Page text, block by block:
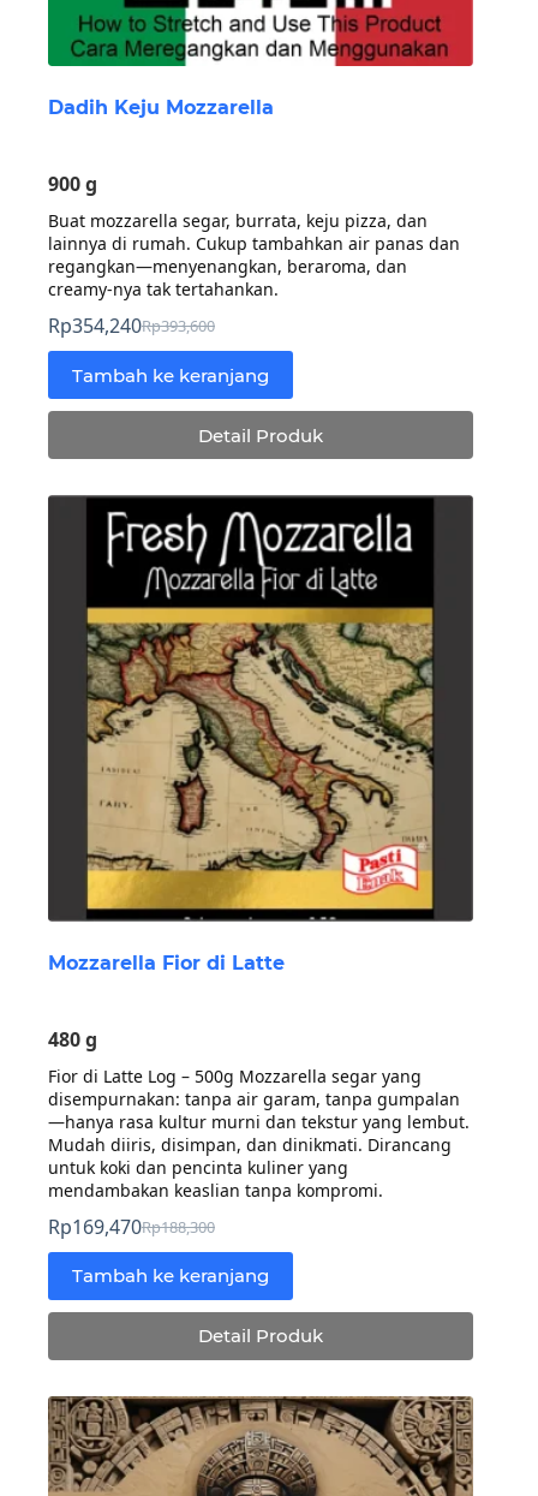
Dadih Keju Mozzarella
900 g
Buat mozzarella segar, burrata, keju pizza, dan
lainnya di rumah. Cukup tambahkan air panas dan
regangkan—menyenangkan, beraroma, dan
creamy-nya tak tertahankan.
Rp393,600
Harga
aslinya
adalah:
Rp393,600.
Rp354,240Harga
saat
ini
adalah:
Rp354,240.
Tambah ke keranjang
Detail Produk
Mozzarella Fior di Latte
480 g
Fior di Latte Log – 500g Mozzarella segar yang
disempurnakan: tanpa air garam, tanpa gumpalan
—hanya rasa kultur murni dan tekstur yang lembut.
Mudah diiris, disimpan, dan dinikmati. Dirancang
untuk koki dan pencinta kuliner yang
mendambakan keaslian tanpa kompromi.
Rp188,300
Harga
aslinya
adalah:
Rp188,300.
Rp169,470Harga
saat
ini
adalah:
Rp169,470.
Tambah ke keranjang
Detail Produk